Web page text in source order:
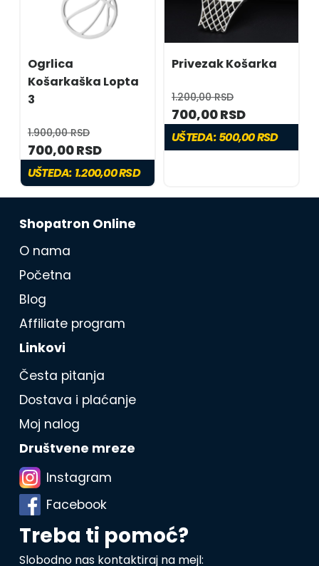
Ogrlica
Košarkaška Lopta
3
1.900,00 RSD
700,00 RSD
UŠTEDA: 1.200,00 RSD
Privezak Košarka
1.200,00 RSD
700,00 RSD
UŠTEDA:500,00 RSD
Shopatron Online
O nama
Početna
Blog
Affiliate program
Linkovi
Česta pitanja
Dostava i plaćanje
Moj nalog
Društvene mreze
Instagram
Facebook
Treba ti pomoć?
Slobodno nas kontaktiraj na mejl: